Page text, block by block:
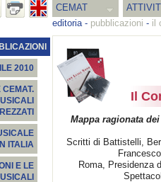
CEMAT
editoria- pubblicazioni - il
2010
CEMAT.
IN ITALIA
E LE
Il
Mappa ragionata
Scritti di Battistelli,
Roma, Presidenza